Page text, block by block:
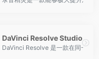
有较好的兼容性，且可以与
DaVinci Resolve Studio（达
DaVinci Resolve 是一款在同一个